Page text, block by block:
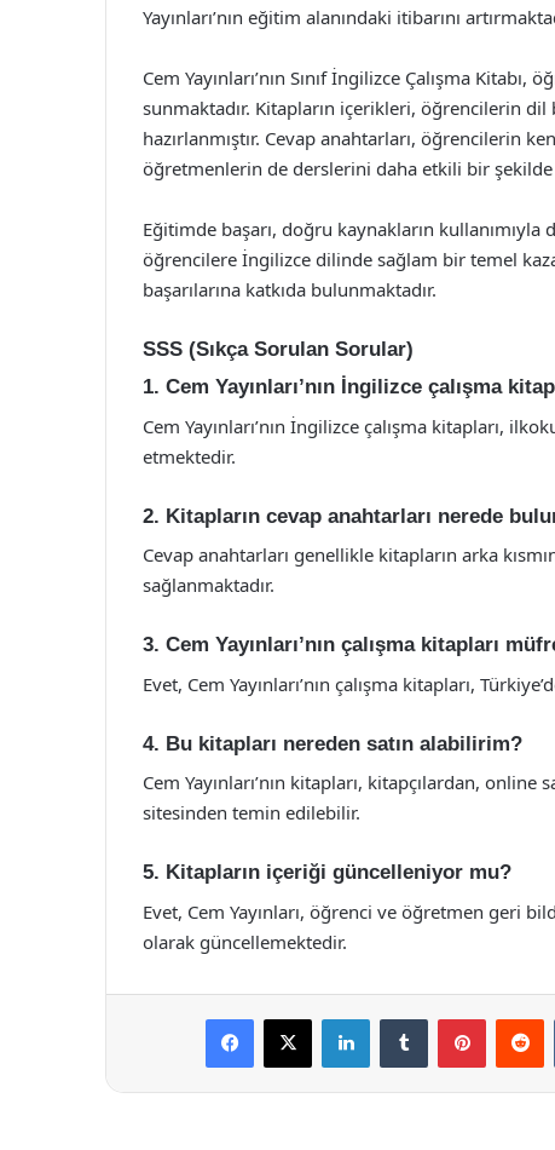
Yayınları’nın eğitim alanındaki itibarını
Cem Yayınları’nın Sınıf İngilizce Çalışma
sunmaktadır. Kitapların içerikleri, öğrencilerin
hazırlanmıştır. Cevap anahtarları, öğrencilerin
öğretmenlerin de derslerini daha etkili bir şekilde
Eğitimde başarı, doğru kaynakların kullanımıyla
öğrencilere İngilizce dilinde sağlam bir temel
başarılarına katkıda bulunmaktadır.
SSS (Sıkça Sorulan Sorular)
1. Cem Yayınları’nın İngilizce çalışma
Cem Yayınları’nın İngilizce çalışma kitapları,
etmektedir.
2. Kitapların cevap anahtarları nerede
Cevap anahtarları genellikle kitapların arka
sağlanmaktadır.
3. Cem Yayınları’nın çalışma kitapları
Evet, Cem Yayınları’nın çalışma kitapları,
4. Bu kitapları nereden satın alabilirim?
Cem Yayınları’nın kitapları, kitapçılardan,
sitesinden temin edilebilir.
5. Kitapların içeriği güncelleniyor mu?
Evet, Cem Yayınları, öğrenci ve öğretmen geri
olarak güncellemektedir.
Facebook
X LinkedInTumblr Pinterest